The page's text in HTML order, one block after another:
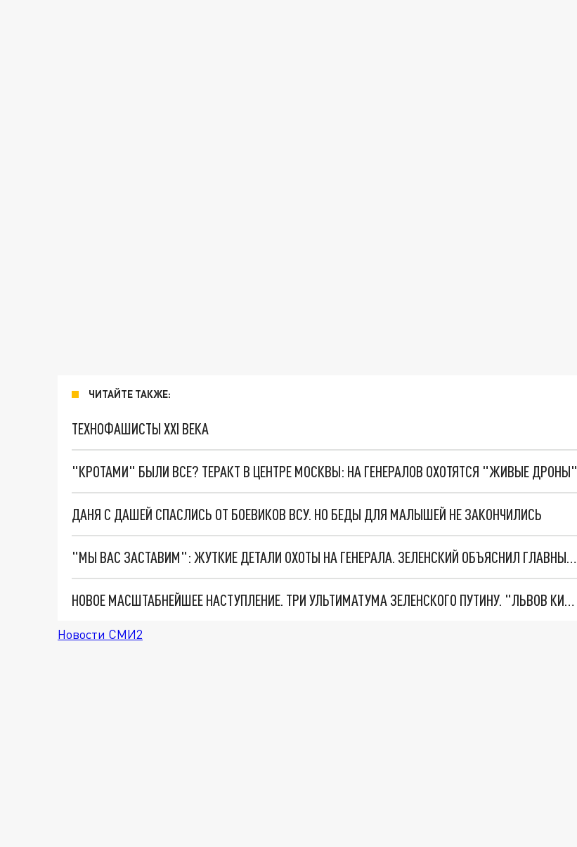
ЧИТАЙТЕ ТАКЖЕ:
ТЕХНОФАШИСТЫ XXI ВЕКА
"КРОТАМИ" БЫЛИ ВСЕ? ТЕРАКТ В ЦЕНТРЕ МОСКВЫ: НА ГЕНЕРАЛОВ ОХОТЯТСЯ "ЖИВЫЕ ДРОНЫ"
ДАНЯ С ДАШЕЙ СПАСЛИСЬ ОТ БОЕВИКОВ ВСУ. НО БЕДЫ ДЛЯ МАЛЫШЕЙ НЕ ЗАКОНЧИЛИСЬ
"МЫ ВАС ЗАСТАВИМ": ЖУТКИЕ ДЕТАЛИ ОХОТЫ НА ГЕНЕРАЛА. ЗЕЛЕНСКИЙ ОБЪЯСНИЛ ГЛАВНЫЙ СМЫСЛ ТЕРАКТА В ЦЕНТРЕ МОСКВЫ
НОВОЕ МАСШТАБНЕЙШЕЕ НАСТУПЛЕНИЕ. ТРИ УЛЬТИМАТУМА ЗЕЛЕНСКОГО ПУТИНУ. "ЛЬВОВ КИМА" ПОСТАВЯТ НА ПВО? ГЛОБАЛЬНЫЙ ПРОРЫВ ПОД ЗАПОРОЖЬЕМ
Новости СМИ2